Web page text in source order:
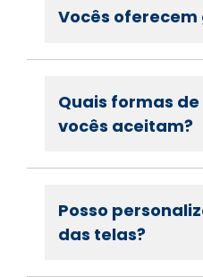
Vocês
Quais formas
vocês aceitam?
Posso
das telas?